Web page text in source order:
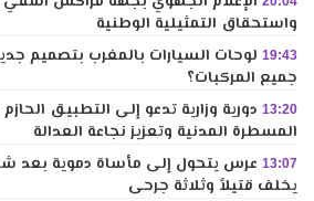
واستحقاق التمثيلية الوطنية
19:43 لوحات السيارات بالمغرب بتصميم
جميع المركبات؟
13:20 دورية وزارية تدعو إلى التطبيق
المسطرة المدنية وتعزيز نجاعة العدالة
13:07 عرس يتحول إلى مأساة دموية بعد
يخلف قتيلاً وثلاثة جرحى